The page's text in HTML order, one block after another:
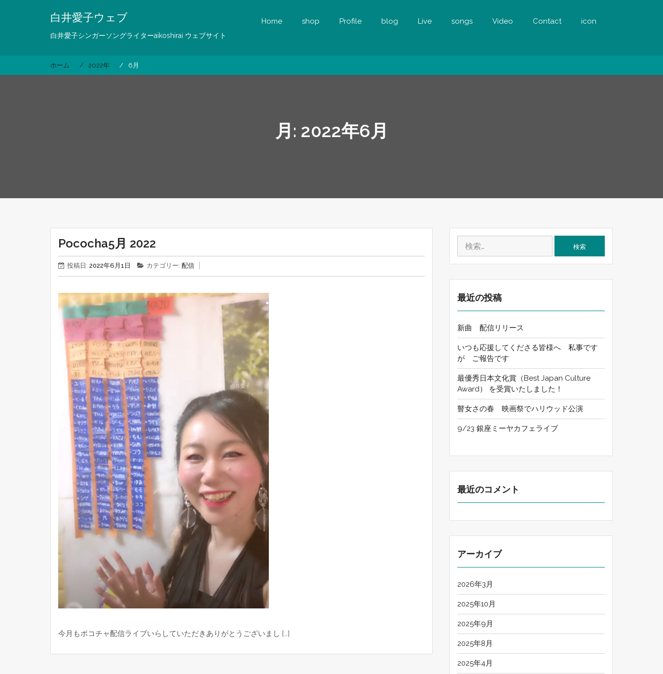
白井愛子ウェブ
白井愛子シンガーソングライターaikoshirai ウェブサイト
Home shop Profile blog Live songs Video Contact icon
ホーム 2022年 6月
月: 2022年6月
Pococha5月 2022
投稿日: 2022年6月1日 カテゴリー: 配信
今月もポコチャ配信ライブいらしていただきありがとうございまし […]
索:
最近の投稿
新曲 配信リリース
いつも応援してくださる皆様へ 私事です
が ご報告です
最優秀日本文化賞（Best Japan Culture
Award） を受賞いたしました！
瞽女さの春 映画祭でハリウッド公演
9/23 銀座ミーヤカフェライブ
最近のコメント
アーカイブ
2026年3月
2025年10月
2025年9月
2025年8月
2025年4月